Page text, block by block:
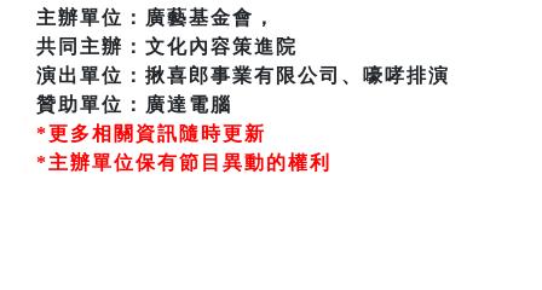
主辦單位：廣藝基金會，
共同主辦：文化內容策進院
演出單位：揪喜郎事業有限公司、嚎哮排演
贊助單位：廣達電腦
*更多相關資訊隨時更新
*主辦單位保有節目異動的權利